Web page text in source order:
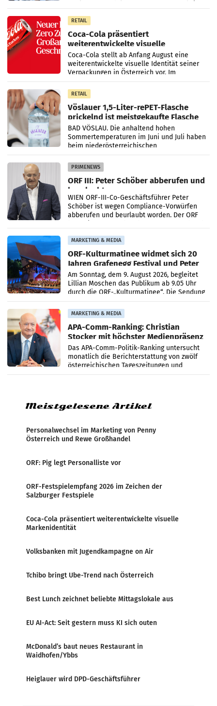
RETAIL
Coca-Cola präsentiert
weiterentwickelte visuelle
Markenidentität
Coca-Cola stellt ab Anfang August eine
weiterentwickelte visuelle Identität seiner
Verpackungen in Österreich vor. Im
Mittelpunkt des Redesigns stehen zentrale
Gestaltungselemente
RETAIL
Vöslauer 1,5-Liter-rePET-Flasche
prickelnd ist meistgekaufte Flasche
Österreichs
BAD VÖSLAU. Die anhaltend hohen
Sommertemperaturen im Juni und Juli haben
beim niederösterreichischen
Getränkehersteller Vöslauer zu deutlichen
Absatzzuwächsen geführt. Während
PRIMENEWS
ORF III: Peter Schöber abberufen und
beurlaubt
WIEN ORF-III-Co-Geschäftsführer Peter
Schöber ist wegen Compliance-Vorwürfen
abberufen und beurlaubt worden. Der ORF
MARKETING & MEDIA
ORF-Kulturmatinee widmet sich 20
Jahren Grafenegg Festival und Peter
Simonischek
Am Sonntag, dem 9. August 2026, begleitet
Lillian Moschen das Publikum ab 9.05 Uhr
durch die ORF-„Kulturmatinee“. Die Sendung
startet mit der Dokumentation „20 Jahre
Grafenegg
MARKETING & MEDIA
APA-Comm-Ranking: Christian
Stocker mit höchster Medienpräsenz
im Juli
Das APA-Comm-Politik-Ranking untersucht
monatlich die Berichterstattung von zwölf
österreichischen Tageszeitungen und
analysiert, welche Politikerinnen und
Meistgelesene Artikel
Personalwechsel im Marketing von Penny
Österreich und Rewe Großhandel
ORF: Pig legt Personalliste vor
ORF-Festspielempfang 2026 im Zeichen der
Salzburger Festspiele
Coca-Cola präsentiert weiterentwickelte visuelle
Markenidentität
Volksbanken mit Jugendkampagne on Air
Tchibo bringt Ube-Trend nach Österreich
Best Lunch zeichnet beliebte Mittagslokale aus
EU AI-Act: Seit gestern muss KI sich outen
McDonald’s baut neues Restaurant in
Waidhofen/Ybbs
Heiglauer wird DPD-Geschäftsführer